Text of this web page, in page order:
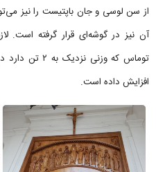
از سن لوسی و جان باپتیست را نیز
آن نیز در گوشه‌ای قرار گرفته است.
توماس که وزنی
افزایش داده است.